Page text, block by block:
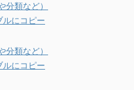
分類など）
ルにコピー
分類など）
ルにコピー